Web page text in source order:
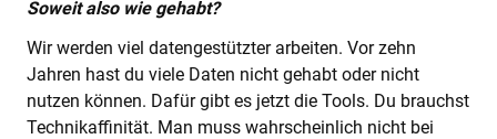
Soweit also wie gehabt?
Wir werden viel datengestützter arbeiten. Vor zehn
Jahren hast du viele Daten nicht gehabt oder nicht
nutzen können. Dafür gibt es jetzt die Tools. Du brauchst
Technikaffinität. Man muss wahrscheinlich nicht bei